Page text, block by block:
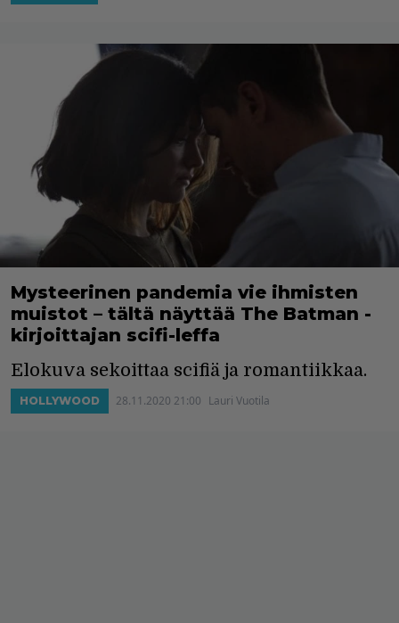
Mysteerinen pandemia vie ihmisten
muistot – tältä näyttää The Batman -
kirjoittajan scifi-leffa
Elokuva sekoittaa scifiä ja romantiikkaa.
HOLLYWOOD 28.11.2020 21:00 Lauri Vuotila